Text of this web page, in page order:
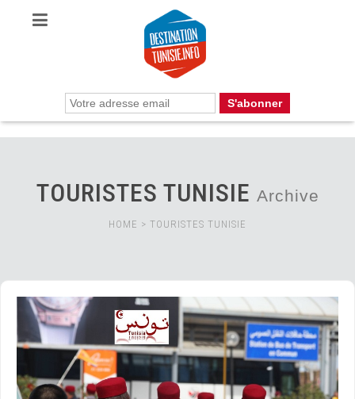
TOURISTES TUNISIE Archive
HOME > TOURISTES TUNISIE